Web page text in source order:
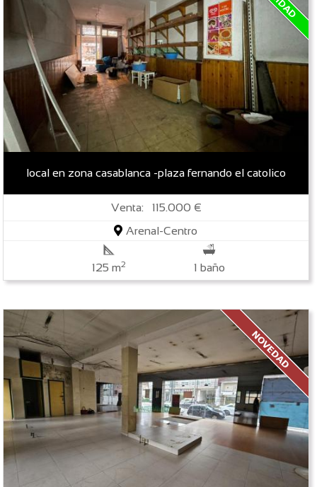
local en zona casablanca -plaza fernando el catolico
Venta: 115.000 €
Arenal-Centro
125 m2 1 baño